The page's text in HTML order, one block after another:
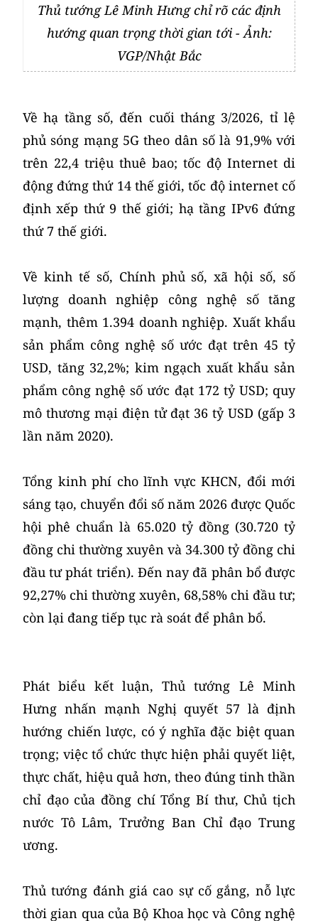
Thủ tướng Lê Minh Hưng chỉ rõ các định
hướng quan trọng thời gian tới - Ảnh:
VGP/Nhật Bắc
Về hạ tầng số, đến cuối tháng 3/2026, tỉ lệ
phủ sóng mạng 5G theo dân số là 91,9% với
trên 22,4 triệu thuê bao; tốc độ Internet di
động đứng thứ 14 thế giới, tốc độ internet cố
định xếp thứ 9 thế giới; hạ tầng IPv6 đứng
thứ 7 thế giới.
Về kinh tế số, Chính phủ số, xã hội số, số
lượng doanh nghiệp công nghệ số tăng
mạnh, thêm 1.394 doanh nghiệp. Xuất khẩu
sản phẩm công nghệ số ước đạt trên 45 tỷ
USD, tăng 32,2%; kim ngạch xuất khẩu sản
phẩm công nghệ số ước đạt 172 tỷ USD; quy
mô thương mại điện tử đạt 36 tỷ USD (gấp 3
lần năm 2020).
Tổng kinh phí cho lĩnh vực KHCN, đổi mới
sáng tạo, chuyển đổi số năm 2026 được Quốc
hội phê chuẩn là 65.020 tỷ đồng (30.720 tỷ
đồng chi thường xuyên và 34.300 tỷ đồng chi
đầu tư phát triển). Đến nay đã phân bổ được
92,27% chi thường xuyên, 68,58% chi đầu tư;
còn lại đang tiếp tục rà soát để phân bổ.
Phát biểu kết luận, Thủ tướng Lê Minh
Hưng nhấn mạnh Nghị quyết 57 là định
hướng chiến lược, có ý nghĩa đặc biệt quan
trọng; việc tổ chức thực hiện phải quyết liệt,
thực chất, hiệu quả hơn, theo đúng tinh thần
chỉ đạo của đồng chí Tổng Bí thư, Chủ tịch
nước Tô Lâm, Trưởng Ban Chỉ đạo Trung
ương.
Thủ tướng đánh giá cao sự cố gắng, nỗ lực
thời gian qua của Bộ Khoa học và Công nghệ